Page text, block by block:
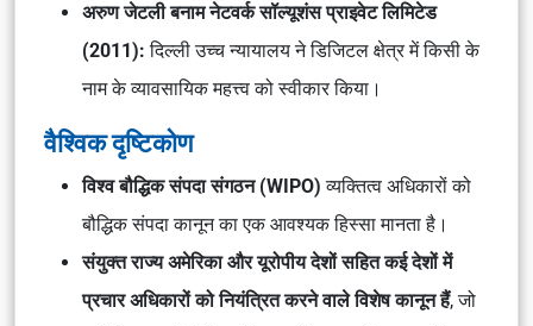
अरुण जेटली बनाम नेटवर्क सॉल्यूशंस प्राइवेट लिमिटेड
(2011): दिल्ली उच्च न्यायालय ने डिजिटल क्षेत्र में किसी के
नाम के व्यावसायिक महत्त्व को स्वीकार किया।
वैश्विक दृष्टिकोण
विश्व बौद्धिक संपदा संगठन (WIPO) व्यक्तित्व अधिकारों को
बौद्धिक संपदा कानून का एक आवश्यक हिस्सा मानता है।
संयुक्त राज्य अमेरिका और यूरोपीय देशों सहित कई देशों में
प्रचार अधिकारों को नियंत्रित करने वाले विशेष कानून हैं, जो